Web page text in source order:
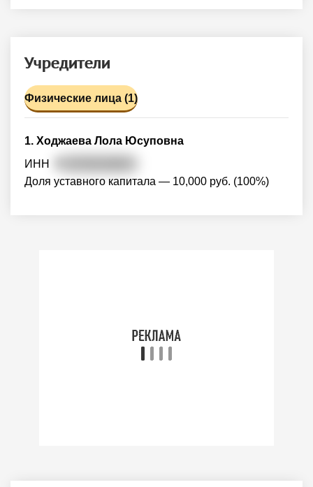
Учредители
Физические лица (1)
1. Ходжаева Лола Юсуповна
ИНН
Доля уставного капитала — 10,000 руб. (100%)